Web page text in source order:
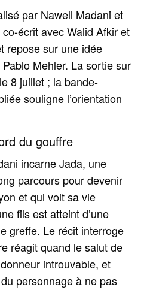
par Nawell Madani et
écrit avec Walid Afkir et
repose sur une idée
Mehler. La sortie sur
8 juillet ; la bande-
souligne l’orientation
du gouffre
incarne Jada, une
parcours pour devenir
et qui voit sa vie
fils est atteint d’une
greffe. Le récit interroge
réagit quand le salut de
introuvable, et
personnage à ne pas